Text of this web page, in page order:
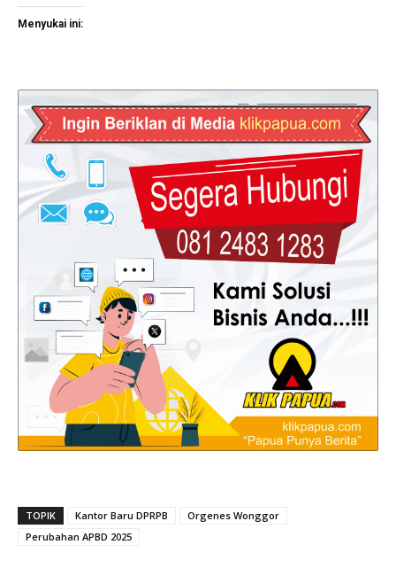
Menyukai ini:
TOPIK Kantor Baru DPRPB
Orgenes Wonggor
Perubahan APBD 2025